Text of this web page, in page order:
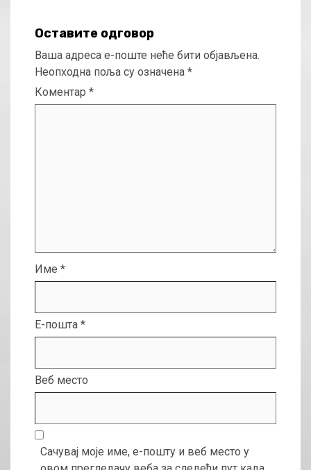
Оставите одговор
Ваша адреса е-поште неће бити објављена.
Неопходна поља су означена *
Коментар *
Име *
Е-пошта *
Веб место
Сачувај моје име, е-пошту и веб место у